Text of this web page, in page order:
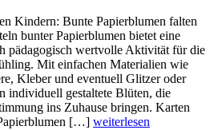
Kindern: Bunte Papierblumen falten
bunter Papierblumen bietet eine
pädagogisch wertvolle Aktivität für die
Mit einfachen Materialien wie
Kleber und eventuell Glitzer oder
individuell gestaltete Blüten, die
ins Zuhause bringen. Karten
[…] weiterlesen